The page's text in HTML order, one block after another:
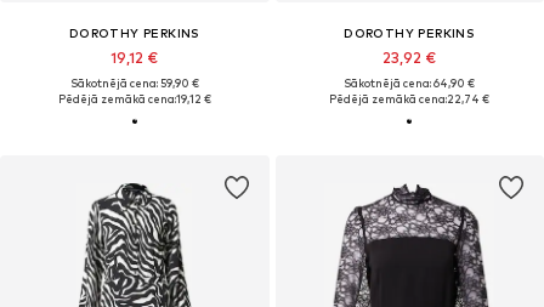
DOROTHY PERKINS
19,12 €
Sākotnējā cena: 59,90 €
Pēdējā zemākā cena:19,12 €
DOROTHY PERKINS
23,92 €
Sākotnējā cena: 64,90 €
Pēdējā zemākā cena:22,74 €